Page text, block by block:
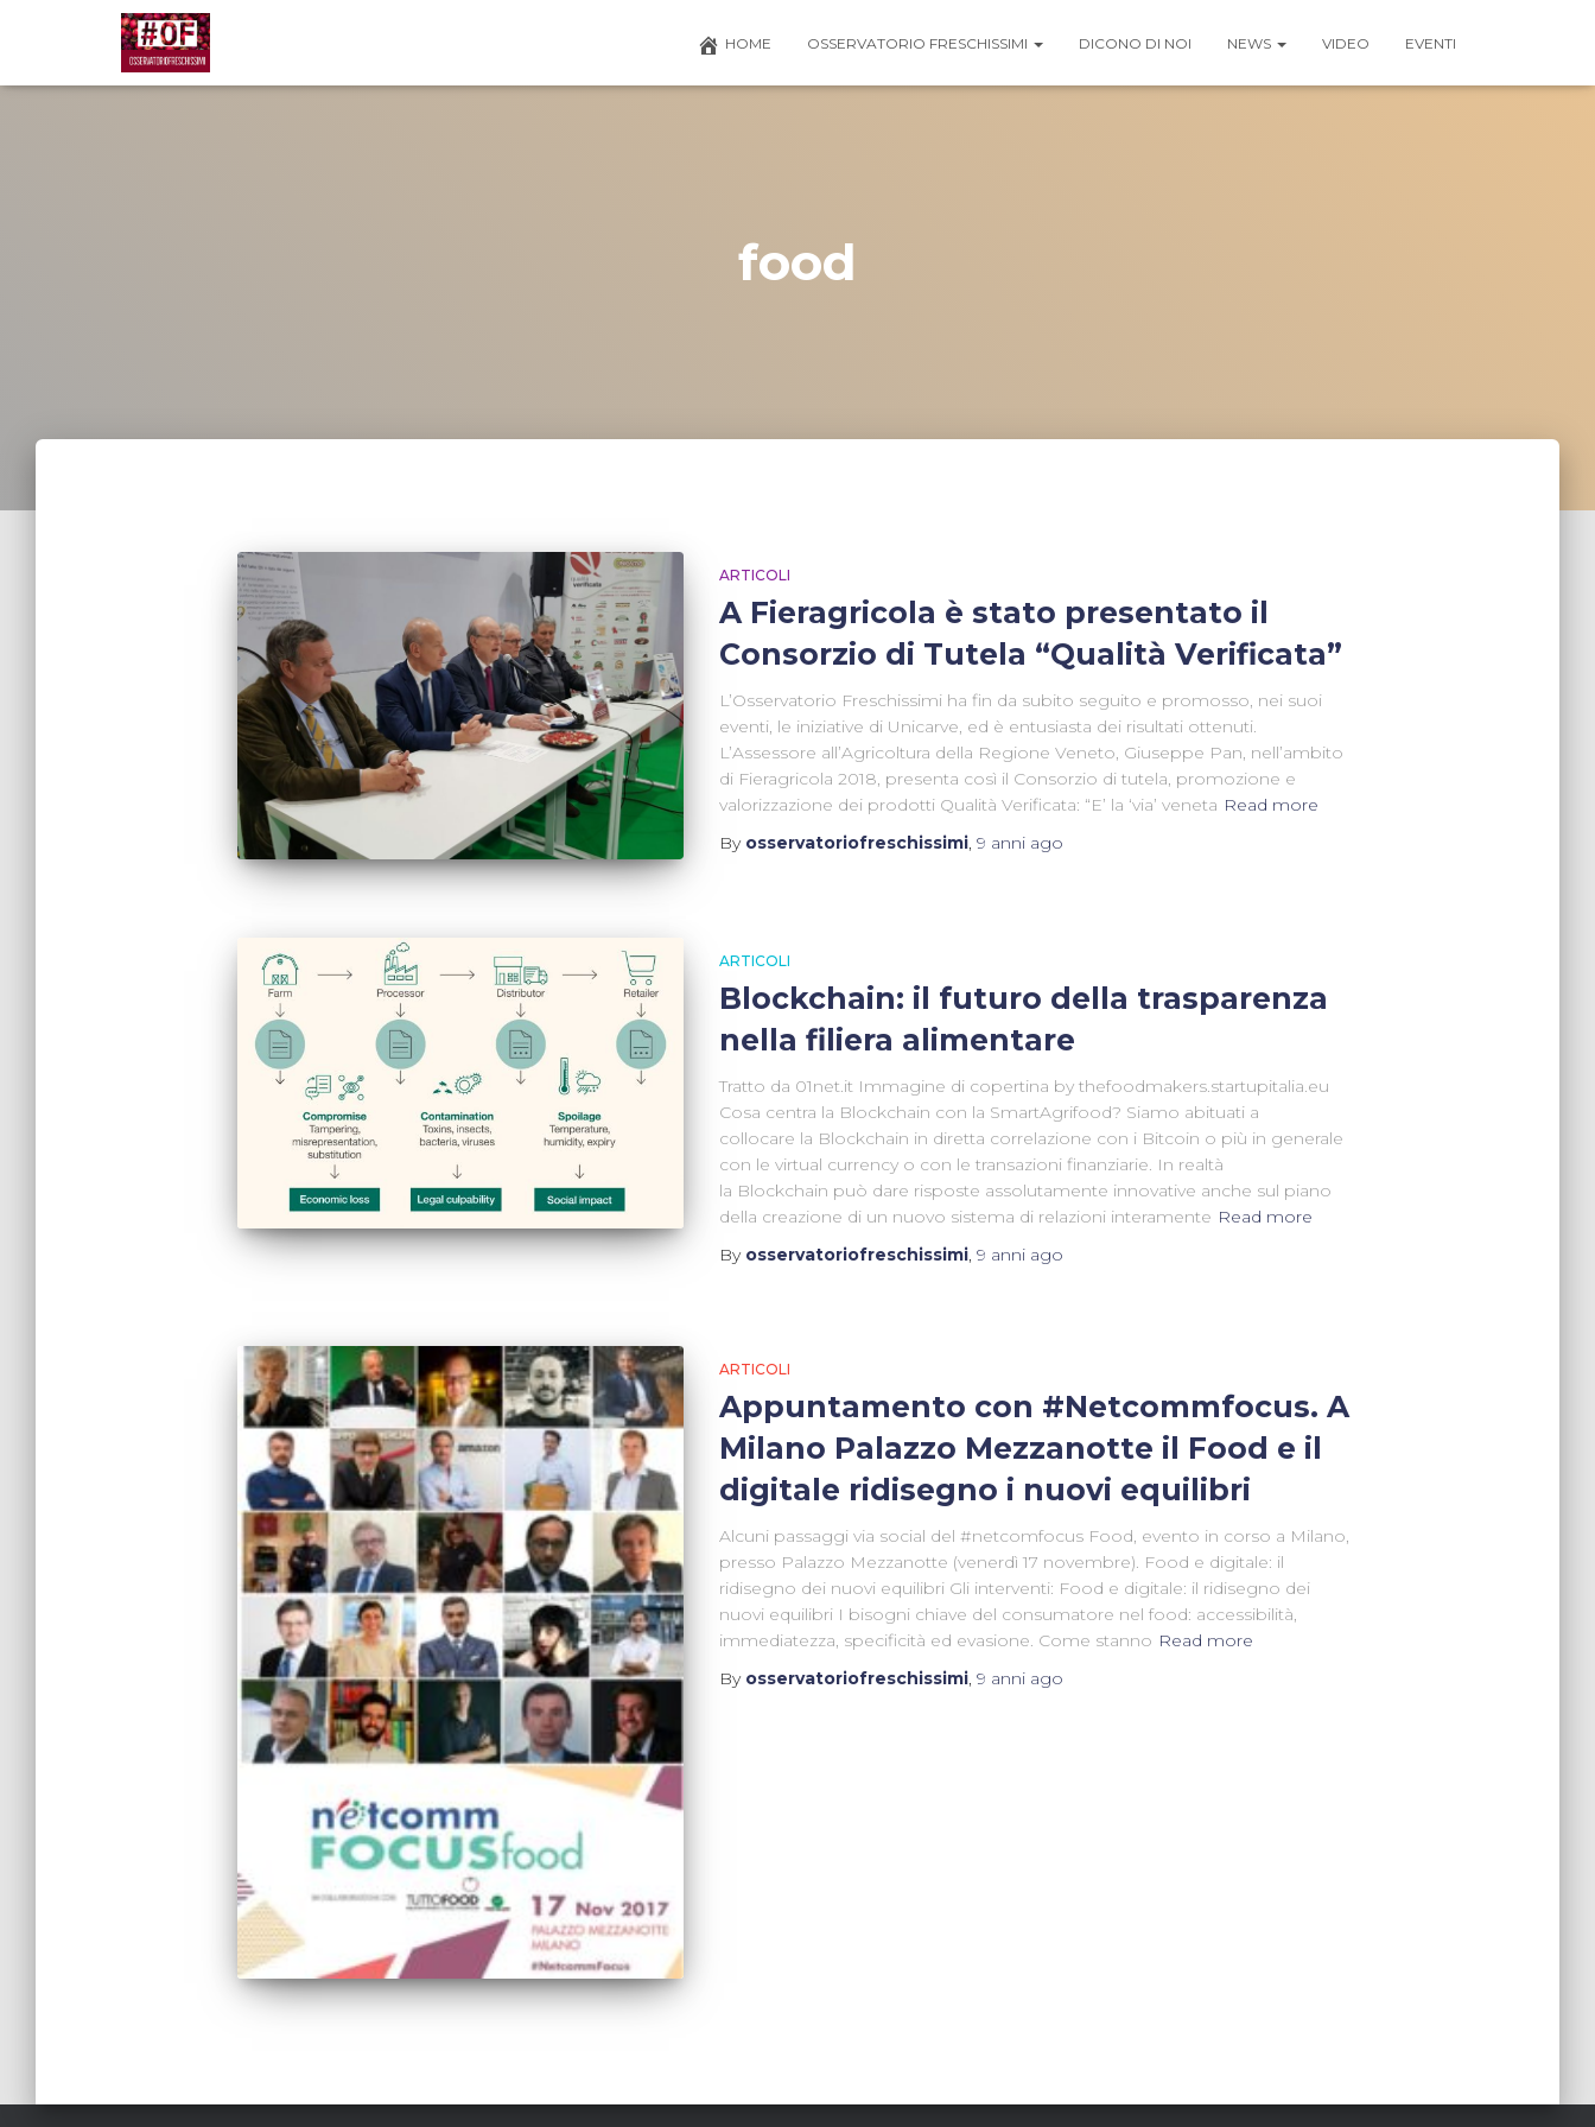
HOME OSSERVATORIO FRESCHISSIMI DICONO DI NOI NEWS VIDEO EVENTI
food
ARTICOLI
A Fieragricola è stato presentato il
Consorzio di Tutela “Qualità Verificata”
L’Osservatorio Freschissimi ha fin da subito seguito e promosso, nei suoi
eventi, le iniziative di Unicarve, ed è entusiasta dei risultati ottenuti.
L’Assessore all’Agricoltura della Regione Veneto, Giuseppe Pan, nell’ambito
di Fieragricola 2018, presenta così il Consorzio di tutela, promozione e
valorizzazione dei prodotti Qualità Verificata: “E’ la ‘via’ veneta Read more
By osservatoriofreschissimi, 9 anniago
ARTICOLI
Blockchain: il futuro della trasparenza
nella filiera alimentare
Tratto da 01net.it Immagine di copertina by thefoodmakers.startupitalia.eu
Cosa centra la Blockchain con la SmartAgrifood? Siamo abituati a
collocare la Blockchain in diretta correlazione con i Bitcoin o più in generale
con le virtual currency o con le transazioni finanziarie. In realtà
la Blockchain può dare risposte assolutamente innovative anche sul piano
della creazione di un nuovo sistema di relazioni interamente Read more
By osservatoriofreschissimi, 9 anniago
ARTICOLI
Appuntamento con #Netcommfocus. A
Milano Palazzo Mezzanotte il Food e il
digitale ridisegno i nuovi equilibri
Alcuni passaggi via social del #netcomfocus Food, evento in corso a Milano,
presso Palazzo Mezzanotte (venerdì 17 novembre). Food e digitale: il
ridisegno dei nuovi equilibri Gli interventi: Food e digitale: il ridisegno dei
nuovi equilibri I bisogni chiave del consumatore nel food: accessibilità,
immediatezza, specificità ed evasione. Come stanno Read more
By osservatoriofreschissimi, 9 anniago